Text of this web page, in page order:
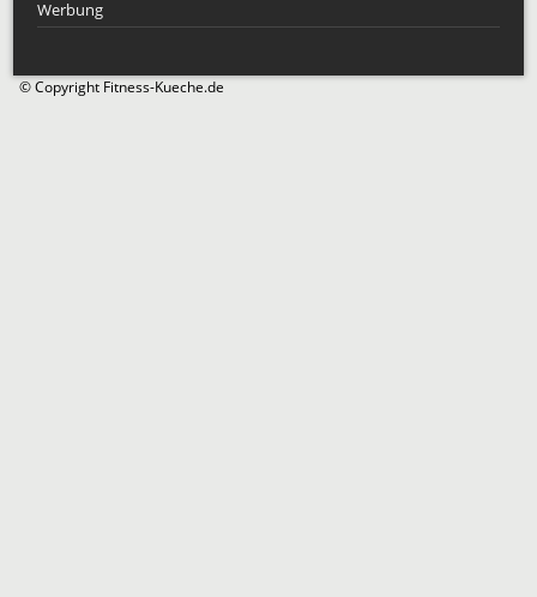
Werbung
© Copyright Fitness-Kueche.de